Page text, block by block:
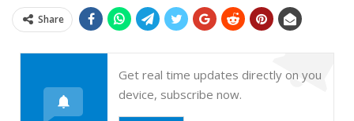
Share
Get real time updates directly on you
device, subscribe now.